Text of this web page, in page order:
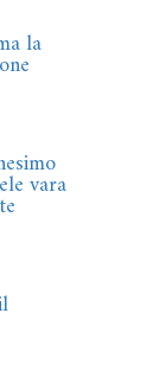
la
vara